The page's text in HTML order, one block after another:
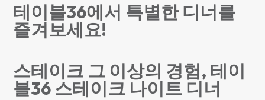
테이블36에서 특별한 디너를
즐겨보세요!
스테이크 그 이상의 경험, 테이
블36 스테이크 나이트 디너